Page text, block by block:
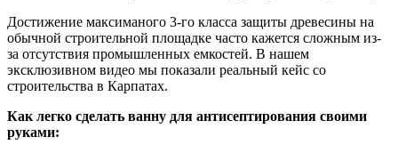
Достижение максиманого 3-го класса защиты древесины на
обычной строительной площадке часто кажется сложным из-
за отсутствия промышленных емкостей. В нашем
эксклюзивном видео мы показали реальный кейс со
строительства в Карпатах.
Как легко сделать ванну для антисептирования своими
руками: